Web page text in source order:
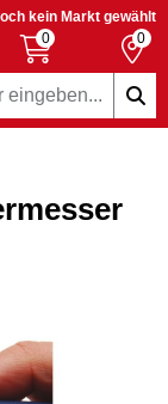
kein Markt gewählt
0
0